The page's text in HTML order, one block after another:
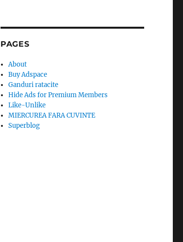
PAGES
About
Buy Adspace
Ganduri ratacite
Hide Ads for Premium Members
Like-Unlike
MIERCUREA FARA CUVINTE
Superblog